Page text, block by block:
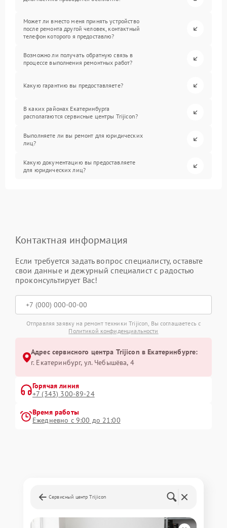
Может ли вместо меня принять устройство
после ремонта другой человек, контактный
телефон которого я предоставлю?
Возможно ли получать обратную связь в
процессе выполнения ремонтных работ?
Какую гарантию вы предоставляете?
В каких районах Екатеринбурга
располагаются сервисные центры Trijicon?
Выполняете ли вы ремонт для юридических
лиц?
Какую документацию вы предоставляете
для юридических лиц?
Контактная информация
Если требуется задать вопрос специалисту, оставьте
свои данные и дежурный специалист с радостью
проконсультирует Вас!
Отправляя заявку на ремонт техники Trijicon, Вы соглашаетесь с
Политикой конфиденциальности
Адрес сервисного центра Trijicon в Екатеринбурге:
г. Екатеринбург, ул. Чебышёва, 4
Горячая линия
+7 (343) 300-89-24
Время работы
Ежедневно с 9:00 до 21:00
Сервисный центр Trijicon